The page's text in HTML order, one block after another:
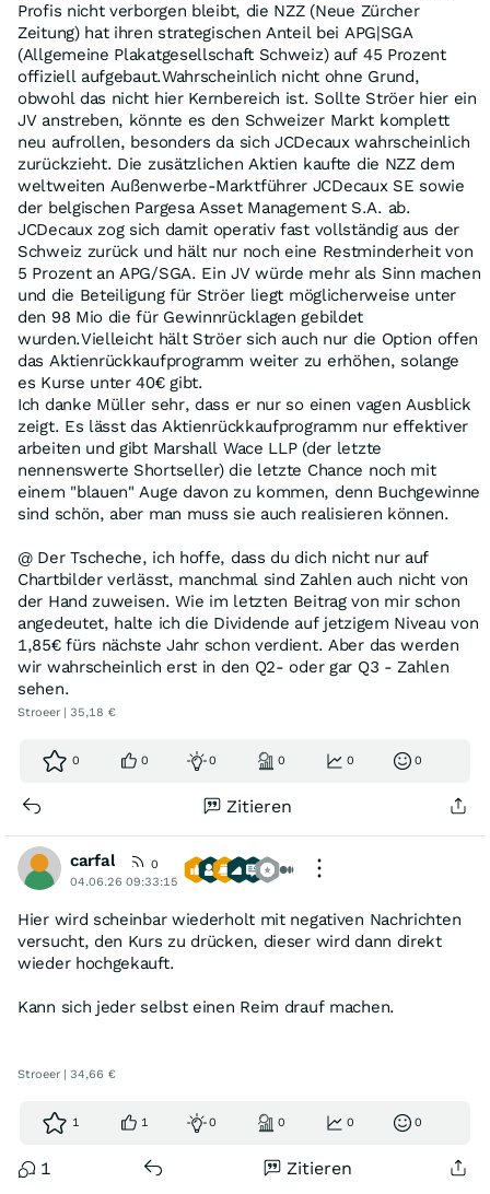
Profis nicht verborgen bleibt, die NZZ (Neue Zürcher
Zeitung) hat ihren strategischen Anteil bei APG|SGA
(Allgemeine Plakatgesellschaft Schweiz) auf 45 Prozent
offiziell aufgebaut.Wahrscheinlich nicht ohne Grund,
obwohl das nicht hier Kernbereich ist. Sollte Ströer hier ein
JV anstreben, könnte es den Schweizer Markt komplett
neu aufrollen, besonders da sich JCDecaux wahrscheinlich
zurückzieht. Die zusätzlichen Aktien kaufte die NZZ dem
weltweiten Außenwerbe-Marktführer JCDecaux SE sowie
der belgischen Pargesa Asset Management S.A. ab.
JCDecaux zog sich damit operativ fast vollständig aus der
Schweiz zurück und hält nur noch eine Restminderheit von
5 Prozent an APG/SGA. Ein JV würde mehr als Sinn machen
und die Beteiligung für Ströer liegt möglicherweise unter
den 98 Mio die für Gewinnrücklagen gebildet
wurden.Vielleicht hält Ströer sich auch nur die Option offen
das Aktienrückkaufprogramm weiter zu erhöhen, solange
es Kurse unter 40€ gibt.
Ich danke Müller sehr, dass er nur so einen vagen Ausblick
zeigt. Es lässt das Aktienrückkaufprogramm nur effektiver
arbeiten und gibt Marshall Wace LLP (der letzte
nennenswerte Shortseller) die letzte Chance noch mit
einem "blauen" Auge davon zu kommen, denn Buchgewinne
sind schön, aber man muss sie auch realisieren können.
@ Der Tscheche, ich hoffe, dass du dich nicht nur auf
Chartbilder verlässt, manchmal sind Zahlen auch nicht von
der Hand zuweisen. Wie im letzten Beitrag von mir schon
angedeutet, halte ich die Dividende auf jetzigem Niveau von
1,85€ fürs nächste Jahr schon verdient. Aber das werden
wir wahrscheinlich erst in den Q2- oder gar Q3 - Zahlen
sehen.
Stroeer | 35,18 €
0 0 0 0 0 0
Zitieren
carfal
0
04.06.26 09:33:15
Hier wird scheinbar wiederholt mit negativen Nachrichten
versucht, den Kurs zu drücken, dieser wird dann direkt
wieder hochgekauft.
Kann sich jeder selbst einen Reim drauf machen.
Stroeer | 34,66 €
1 1 0 0 0 0
1 Zitieren